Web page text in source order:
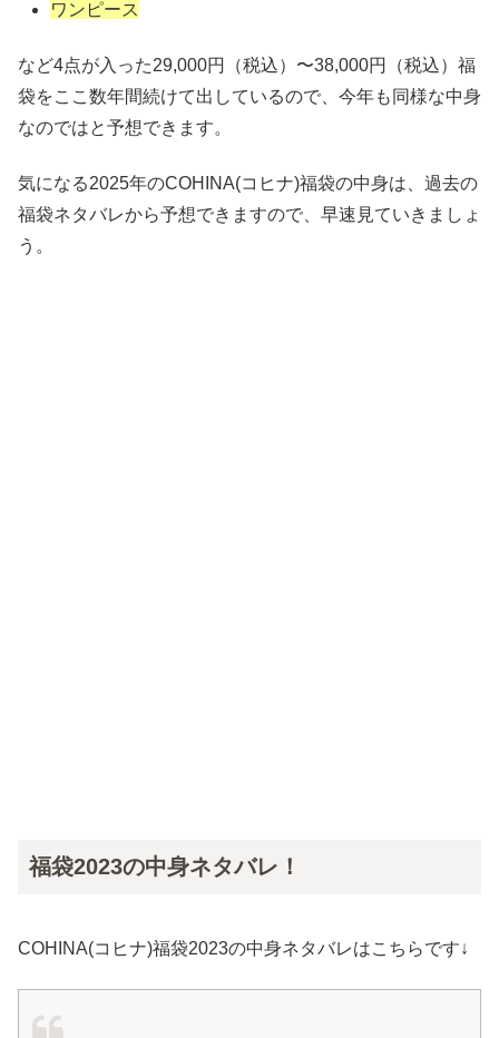
ワンピース
など4点が入った29,000円（税込）〜38,000円（税込）福
袋をここ数年間続けて出しているので、今年も同様な中身
なのではと予想できます。
気になる2025年のCOHINA(コヒナ)福袋の中身は、過去の
福袋ネタバレから予想できますので、早速見ていきましょ
う。
福袋2023の中身ネタバレ！
COHINA(コヒナ)福袋2023の中身ネタバレはこちらです↓